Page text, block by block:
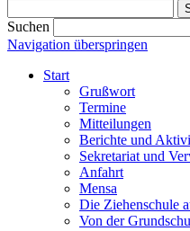
Suchen
Navigation überspringen
Start
Grußwort
Termine
Mitteilungen
Berichte und
Sekretariat und
Anfahrt
Mensa
Die Ziehenschule
Von der